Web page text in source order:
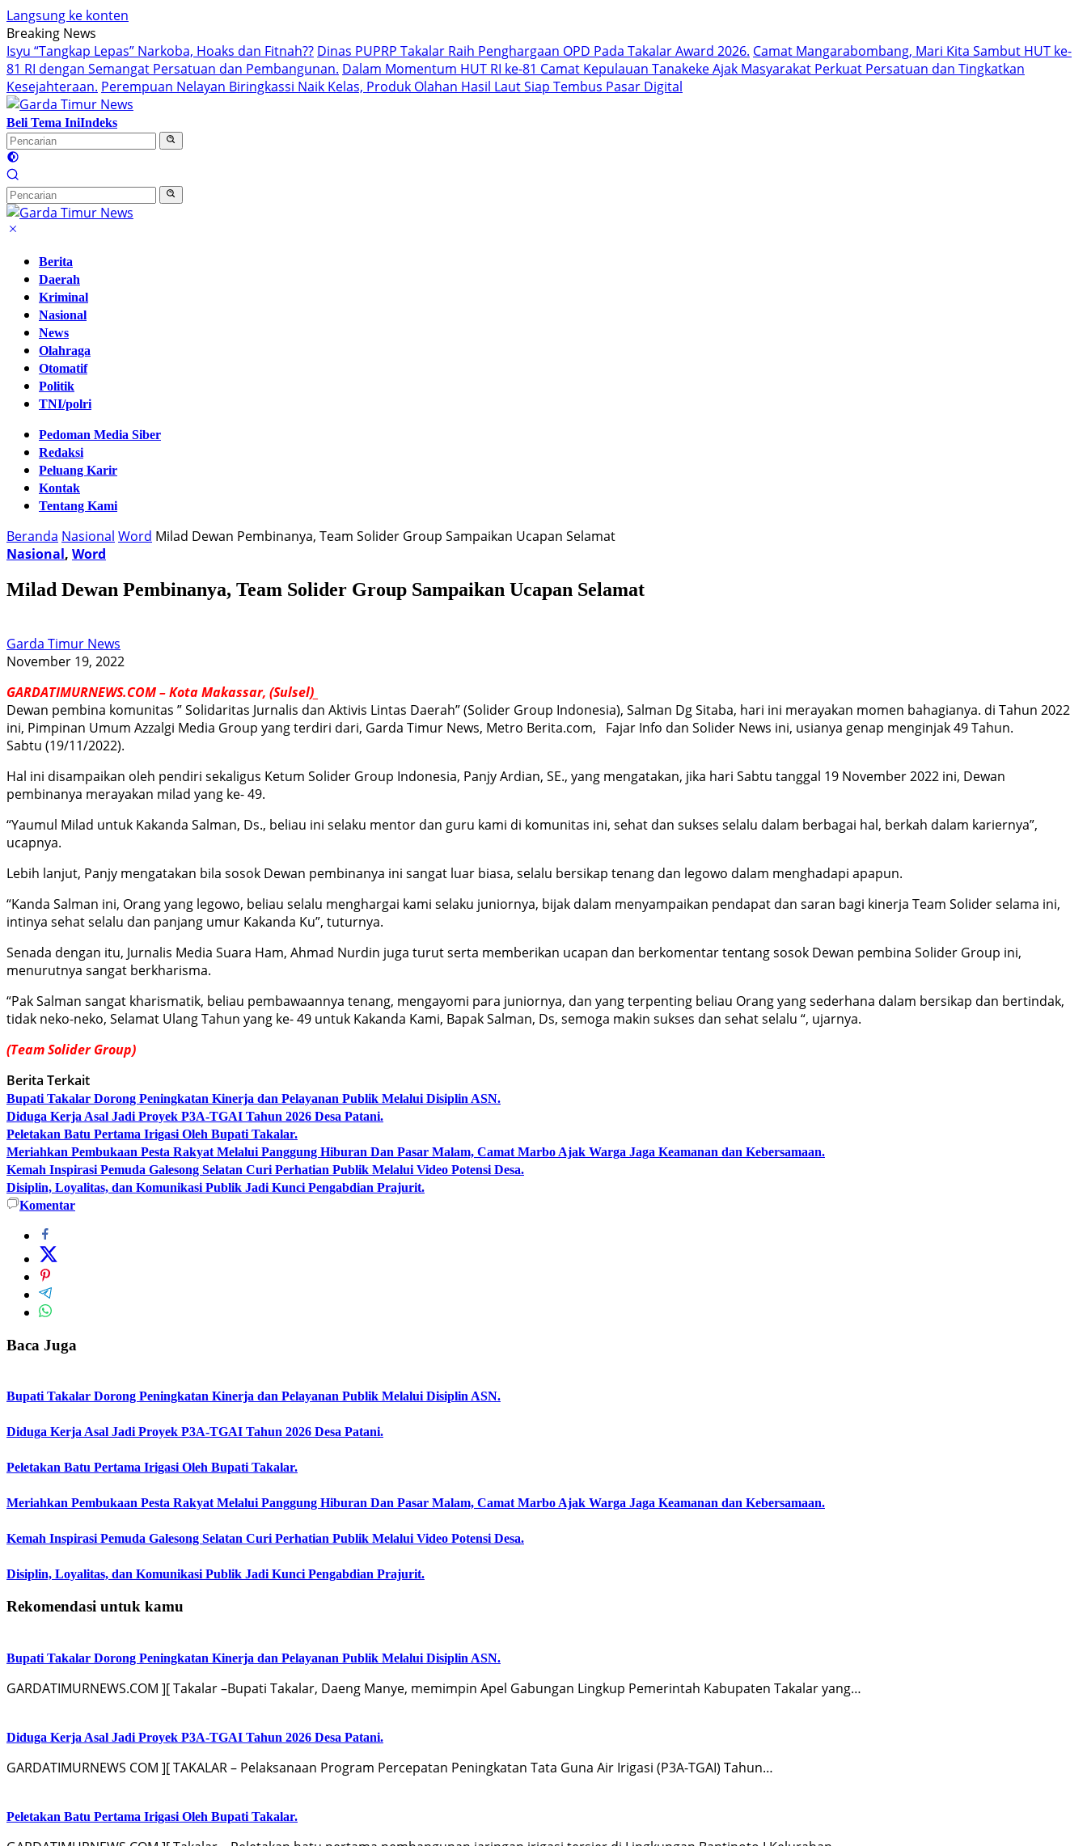
Langsung ke konten
Breaking News
Isyu “Tangkap Lepas” Narkoba, Hoaks dan Fitnah?? Dinas PUPRP Takalar Raih Penghargaan OPD Pada Takalar Award 2026. Camat Mangarabombang, Mari Kita Sambut HUT ke-
81 RI dengan Semangat Persatuan dan Pembangunan.‍ Dalam Momentum HUT RI ke-81 Camat Kepulauan Tanakeke Ajak Masyarakat Perkuat Persatuan dan Tingkatkan
Kesejahteraan. Perempuan Nelayan Biringkassi Naik Kelas, Produk Olahan Hasil Laut Siap Tembus Pasar Digital
Beli Tema IniIndeks
Berita
Daerah
Kriminal
Nasional
News
Olahraga
Otomatif
Politik
TNI/polri
Pedoman Media Siber
Redaksi
Peluang Karir
Kontak
Tentang Kami
Beranda Nasional Word Milad Dewan Pembinanya, Team Solider Group Sampaikan Ucapan Selamat
Nasional, Word
Milad Dewan Pembinanya, Team Solider Group Sampaikan Ucapan Selamat
Garda Timur News
November 19, 2022
GARDATIMURNEWS.COM – Kota Makassar, (Sulsel)_
Dewan pembina komunitas ” Solidaritas Jurnalis dan Aktivis Lintas Daerah” (Solider Group Indonesia), Salman Dg Sitaba, hari ini merayakan momen bahagianya. di Tahun 2022
ini, Pimpinan Umum Azzalgi Media Group yang terdiri dari, Garda Timur News, Metro Berita.com, Fajar Info dan Solider News ini, usianya genap menginjak 49 Tahun.
Sabtu (19/11/2022).
Hal ini disampaikan oleh pendiri sekaligus Ketum Solider Group Indonesia, Panjy Ardian, SE., yang mengatakan, jika hari Sabtu tanggal 19 November 2022 ini, Dewan
pembinanya merayakan milad yang ke- 49.
“Yaumul Milad untuk Kakanda Salman, Ds., beliau ini selaku mentor dan guru kami di komunitas ini, sehat dan sukses selalu dalam berbagai hal, berkah dalam kariernya”,
ucapnya.
Lebih lanjut, Panjy mengatakan bila sosok Dewan pembinanya ini sangat luar biasa, selalu bersikap tenang dan legowo dalam menghadapi apapun.
“Kanda Salman ini, Orang yang legowo, beliau selalu menghargai kami selaku juniornya, bijak dalam menyampaikan pendapat dan saran bagi kinerja Team Solider selama ini,
intinya sehat selalu dan panjang umur Kakanda Ku”, tuturnya.
Senada dengan itu, Jurnalis Media Suara Ham, Ahmad Nurdin juga turut serta memberikan ucapan dan berkomentar tentang sosok Dewan pembina Solider Group ini,
menurutnya sangat berkharisma.
“Pak Salman sangat kharismatik, beliau pembawaannya tenang, mengayomi para juniornya, dan yang terpenting beliau Orang yang sederhana dalam bersikap dan bertindak,
tidak neko-neko, Selamat Ulang Tahun yang ke- 49 untuk Kakanda Kami, Bapak Salman, Ds, semoga makin sukses dan sehat selalu “, ujarnya.
(Team Solider Group)
Berita Terkait
Bupati Takalar Dorong Peningkatan Kinerja dan Pelayanan Publik Melalui Disiplin ASN.
Diduga Kerja Asal Jadi Proyek P3A-TGAI Tahun 2026 Desa Patani.
Peletakan Batu Pertama Irigasi Oleh Bupati Takalar.
Meriahkan Pembukaan Pesta Rakyat Melalui Panggung Hiburan Dan Pasar Malam, Camat Marbo Ajak Warga Jaga Keamanan dan Kebersamaan.
Kemah Inspirasi Pemuda Galesong Selatan Curi Perhatian Publik Melalui Video Potensi Desa.
Disiplin, Loyalitas, dan Komunikasi Publik Jadi Kunci Pengabdian Prajurit.
Komentar
Baca Juga
Bupati Takalar Dorong Peningkatan Kinerja dan Pelayanan Publik Melalui Disiplin ASN.
Diduga Kerja Asal Jadi Proyek P3A-TGAI Tahun 2026 Desa Patani.
Peletakan Batu Pertama Irigasi Oleh Bupati Takalar.
Meriahkan Pembukaan Pesta Rakyat Melalui Panggung Hiburan Dan Pasar Malam, Camat Marbo Ajak Warga Jaga Keamanan dan Kebersamaan.
Kemah Inspirasi Pemuda Galesong Selatan Curi Perhatian Publik Melalui Video Potensi Desa.
Disiplin, Loyalitas, dan Komunikasi Publik Jadi Kunci Pengabdian Prajurit.
Rekomendasi untuk kamu
Bupati Takalar Dorong Peningkatan Kinerja dan Pelayanan Publik Melalui Disiplin ASN.
GARDATIMURNEWS.COM ][ Takalar –Bupati Takalar, Daeng Manye, memimpin Apel Gabungan Lingkup Pemerintah Kabupaten Takalar yang…
Diduga Kerja Asal Jadi Proyek P3A-TGAI Tahun 2026 Desa Patani.
GARDATIMURNEWS COM ][ TAKALAR – Pelaksanaan Program Percepatan Peningkatan Tata Guna Air Irigasi (P3A-TGAI) Tahun…
Peletakan Batu Pertama Irigasi Oleh Bupati Takalar.